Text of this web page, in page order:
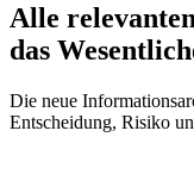
Alle
das
Die neue
Entscheidung, Risiko